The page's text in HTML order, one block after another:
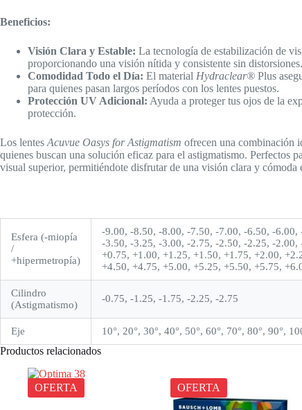
Beneficios:
Visión Clara y Estable: La tecnología de estabilización de
proporcionando una visión nítida y consistente sin distorsiones.
Comodidad Todo el Día: El material Hydraclear® Plus
para quienes pasan largos períodos con los lentes puestos.
Protección UV Adicional: Ayuda a proteger tus ojos de la
protección.
Los lentes Acuvue Oasys for Astigmatism ofrecen una combinación
quienes buscan una solución eficaz para el astigmatismo. Perfectos
visual superior, permitiéndote disfrutar de una visión clara y cómoda
Esfera (-miopía
/
+hipermetropía)
-9.00, -8.50, -8.00, -7.50, -7.00, -6.50, -
-3.50, -3.25, -3.00, -2.75, -2.50, -2.25, -
+0.75, +1.00, +1.25, +1.50, +1.75, +2.00,
+4.50, +4.75, +5.00, +5.25, +5.50, +5.75,
Cilindro
(Astigmatismo)
-0.75, -1.25, -1.75, -2.25, -2.75
Eje 10°, 20°, 30°, 40°, 50°, 60°, 70°, 80°, 90°,
Productos relacionados
OFERTA OFERTA